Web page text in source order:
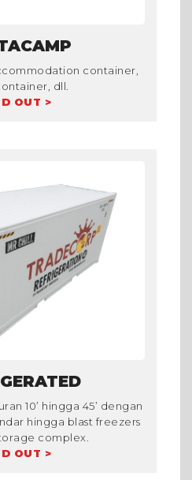
container,
dll.
OUT >
10’ hingga 45’ dengan
hingga blast freezers
complex.
OUT >